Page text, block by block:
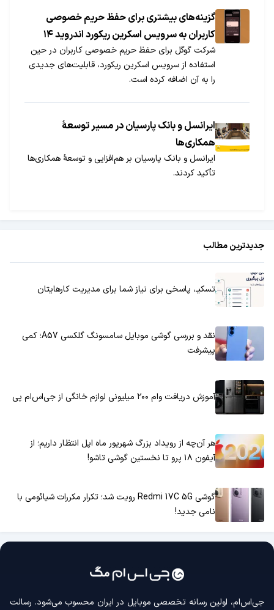
گزینه‌های بیشتری برای حفظ حریم خصوصی
کاربران به سرویس اسکرین ریکورد اندروید ۱۴
اضافه می‌شوند
شرکت گوگل برای حفظ حریم خصوصی کاربران در حین
استفاده از سرویس اسکرین ریکورد، قابلیت‌های جدیدی
را به آن اضافه کرده است.
ایرانسل و بانک پارسیان در مسیر توسعۀ
همکاری‌ها
ایرانسل و بانک پارسیان بر هم‌افزایی و توسعۀ همکاری‌ها
تأکید کردند.
جدیدترین مطالب
تسکیـ، پاسخی برای نیاز شما برای مدیریت کارهایتان
نقد و بررسی گوشی موبایل سامسونگ گلکسی A57؛ کمی
پیشرفت
آموزش دریافت وام ۲۰۰ میلیونی لوازم خانگی از جی‌اس‌ام پی
هر آن‌چه از رویداد بزرگ شهریور ماه اپل انتظار داریم؛ از
آیفون ۱۸ پرو تا نخستین گوشی تاشو!
گوشی Redmi 17C 5G رویت شد؛ تکرار مکررات شیائومی با
نامی جدید!
جی‌اس‌ام، اولین رسانه‌ تخصصی موبایل در ایران محسوب می‌شود. رسالت